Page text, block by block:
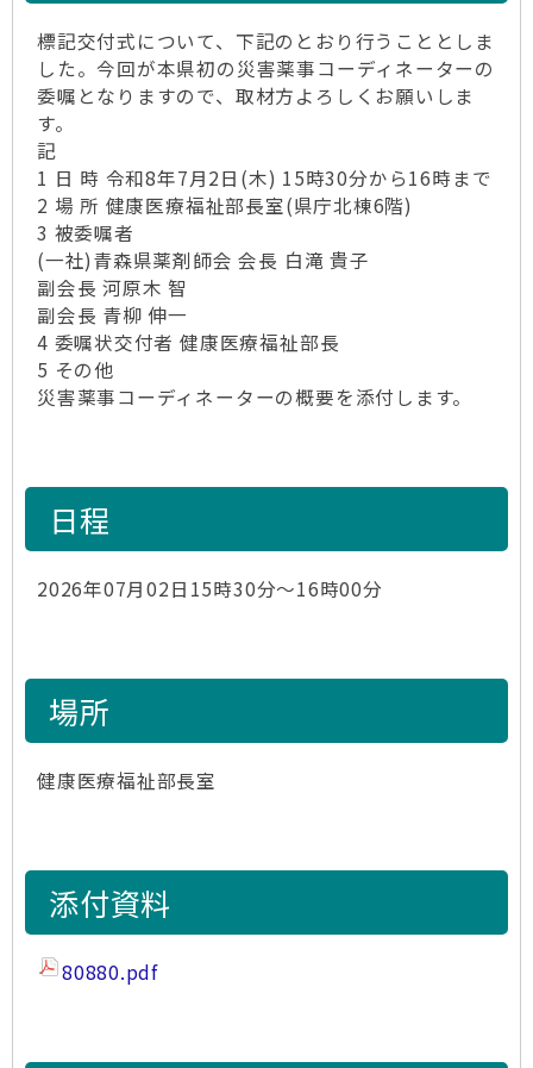
標記交付式について、下記のとおり行うこととしま
した。今回が本県初の災害薬事コーディネーターの
委嘱となりますので、取材方よろしくお願いしま
す。
記
1 日 時 令和8年7月2日(木) 15時30分から16時まで
2 場 所 健康医療福祉部長室(県庁北棟6階)
3 被委嘱者
(一社)青森県薬剤師会 会長 白滝 貴子
副会長 河原木 智
副会長 青柳 伸一
4 委嘱状交付者 健康医療福祉部長
5 その他
災害薬事コーディネーターの概要を添付します。
日程
2026年07月02日15時30分～16時00分
場所
健康医療福祉部長室
添付資料
80880.pdf